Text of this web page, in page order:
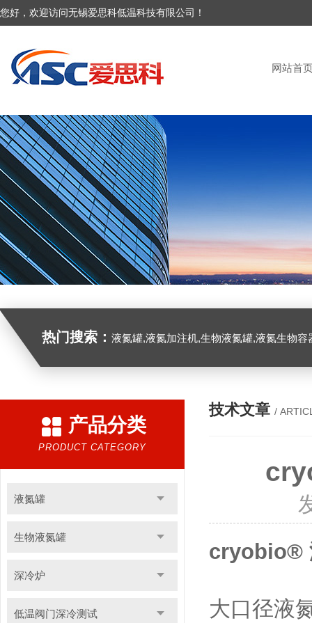
您好，欢迎访问无锡爱思科低温科技有限公司！
网站首
热门搜索： 液氮罐,液氮加注机,生物液氮罐,液氮生物容器,
产品分类
PRODUCT CATEGORY
液氮罐
生物液氮罐
深冷炉
低温阀门深冷测试
技术文章 /
cryobio®
大口径液